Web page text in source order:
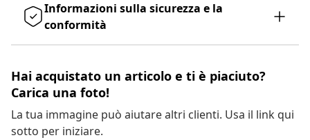
Informazioni sulla sicurezza e la
conformità
Hai acquistato un articolo e ti è piaciuto?
Carica una foto!
La tua immagine può aiutare altri clienti. Usa il link qui
sotto per iniziare.